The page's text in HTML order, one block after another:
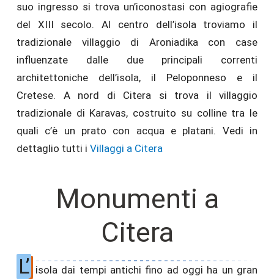
suo ingresso si trova un’iconostasi con agiografie
del XIII secolo. Al centro dell’isola troviamo il
tradizionale villaggio di Aroniadika con case
influenzate dalle due principali correnti
architettoniche dell’isola, il Peloponneso e il
Cretese. A nord di Citera si trova il villaggio
tradizionale di Karavas, costruito su colline tra le
quali c’è un prato con acqua e platani. Vedi in
dettaglio tutti i Villaggi a Citera
Monumenti a
Citera
L’ isola dai tempi antichi fino ad oggi ha un gran